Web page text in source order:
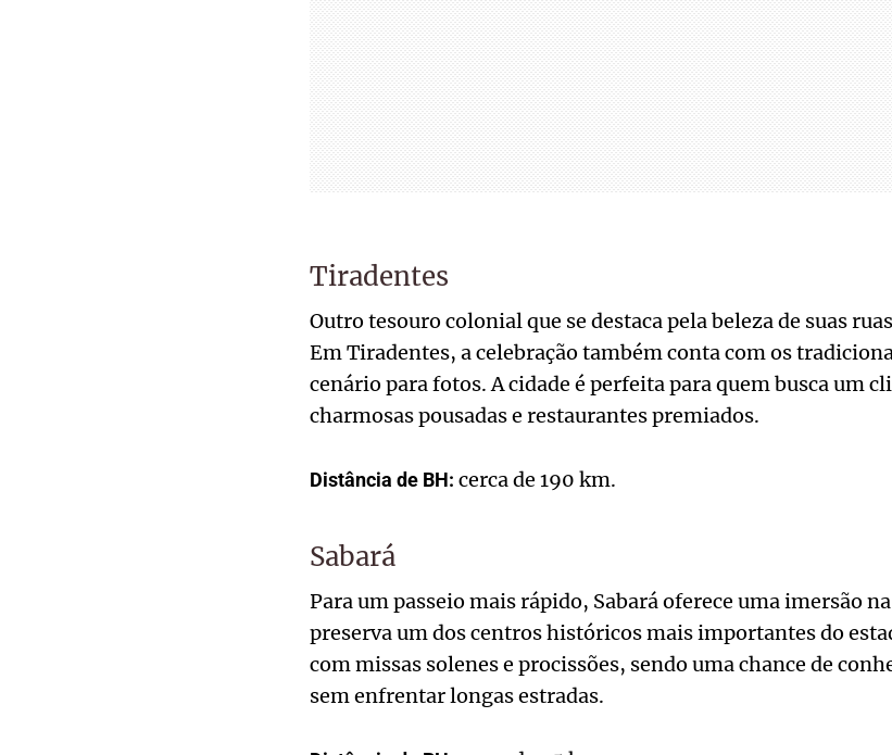
Tiradentes
Outro tesouro colonial que se destaca pela beleza de suas
Em Tiradentes, a celebração também conta com os
cenário para fotos. A cidade é perfeita para quem busca um
charmosas pousadas e restaurantes premiados.
Distância de BH: cerca de 190 km.
Sabará
Para um passeio mais rápido, Sabará oferece uma imersão
preserva um dos centros históricos mais importantes do
com missas solenes e procissões, sendo uma chance de
sem enfrentar longas estradas.